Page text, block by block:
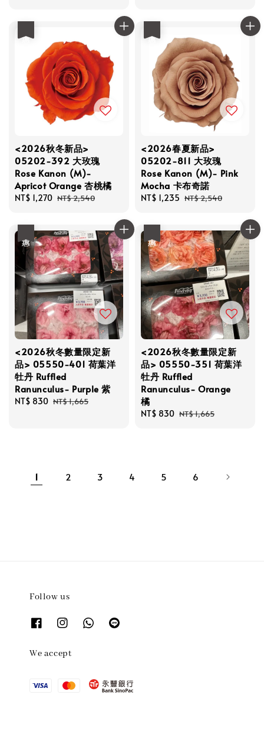
<2026秋冬新品>
05202-392 大玫瑰
Rose Kanon (M)-
Apricot Orange 杏桃橘
Sale
NT$ 1,270 Regular
NT$ 2,540
<2026春夏新品>
05202-811 大玫瑰
Rose Kanon (M)- Pink
Mocha 卡布奇諾
Sale
NT$ 1,235 Regular
NT$ 2,540
<2026秋冬數量限定新
品> 05550-401 荷葉洋
牡丹 Ruffled
Ranunculus- Purple 紫
Sale
NT$ 830 Regular
NT$ 1,665
<2026秋冬數量限定新
品> 05550-351 荷葉洋
牡丹 Ruffled
Ranunculus- Orange
橘
Sale
NT$ 830 Regular
NT$ 1,665
1 2 3 4 5 6
Follow us
We accept